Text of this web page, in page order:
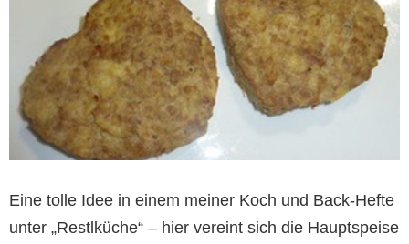
Eine tolle Idee in einem meiner Koch und Back-Hefte
unter „Restlküche“ – hier vereint sich die Hauptspeise